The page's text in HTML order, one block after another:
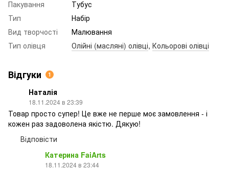
Пакування
Тубус
Тип
Набір
Вид творчості
Малювання
Тип олівця
Олійні (масляні) олівці, Кольорові олівці
Відгуки 1
Наталія
18.11.2024 в 23:39
Товар просто супер! Це вже не перше моє замовлення - і
кожен раз задоволена якістю. Дякую!
Відповісти
Катерина FaiArts
18.11.2024 в 23:44